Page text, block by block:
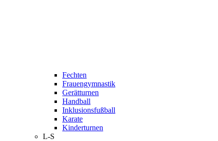
Fechten
Frauengymnastik
Gerätturnen
Handball
Inklusionsfußball
Karate
Kinderturnen
L-S